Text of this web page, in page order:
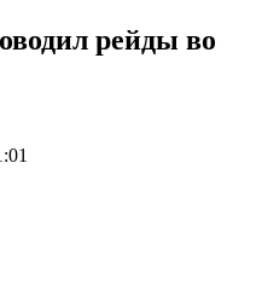
рейды во